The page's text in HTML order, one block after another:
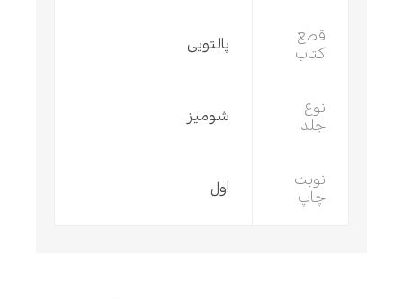
قطع
کتاب
پالتویی
نوع
جلد
شومیز
نوبت
چاپ
اول